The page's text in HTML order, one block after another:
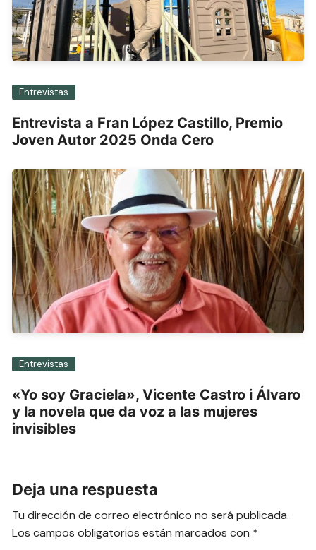
Entrevistas
Entrevista a Fran López Castillo, Premio
Joven Autor 2025 Onda Cero
Entrevistas
«Yo soy Graciela», Vicente Castro i Álvaro
y la novela que da voz a las mujeres
invisibles
Deja una respuesta
Tu dirección de correo electrónico no será publicada.
Los campos obligatorios están marcados con *